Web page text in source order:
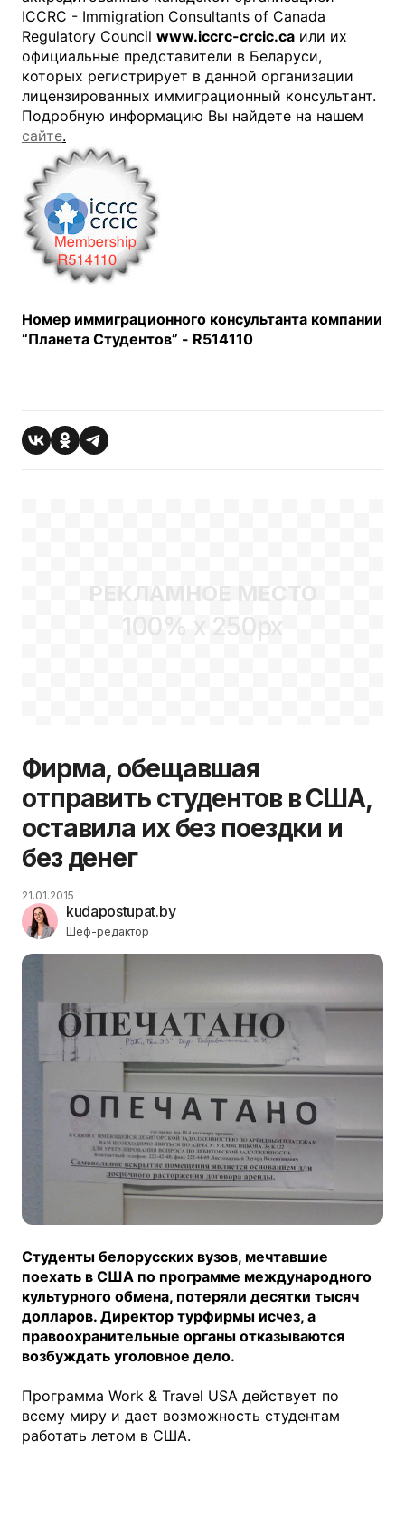
ICCRC - Immigration Consultants of Canada
Regulatory Council www.iccrc-crcic.ca или их
официальные представители в Беларуси,
которых регистрирует в данной организации
лицензированных иммиграционный консультант.
Подробную информацию Вы найдете на нашем
сайте.
Номер иммиграционного консультанта компании
“Планета Студентов” - R514110
РЕКЛАМНОЕ МЕСТО
100% x 250px
Фирма, обещавшая
отправить студентов в США,
оставила их без поездки и
без денег
kudapostupat.by
Шеф-редактор
21.01.2015
Студенты белорусских вузов, мечтавшие
поехать в США по программе международного
культурного обмена, потеряли десятки тысяч
долларов. Директор турфирмы исчез, а
правоохранительные органы отказываются
возбуждать уголовное дело.
Программа Work & Travel USA действует по
всему миру и дает возможность студентам
работать летом в США.